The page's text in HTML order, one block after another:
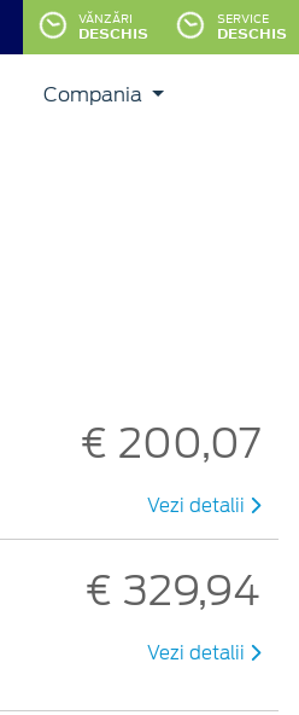
VĂNZĂRI
DESCHIS
SERVICE
DESCHIS
Compania
€ 200,07
Vezi detalii
€ 329,94
Vezi detalii